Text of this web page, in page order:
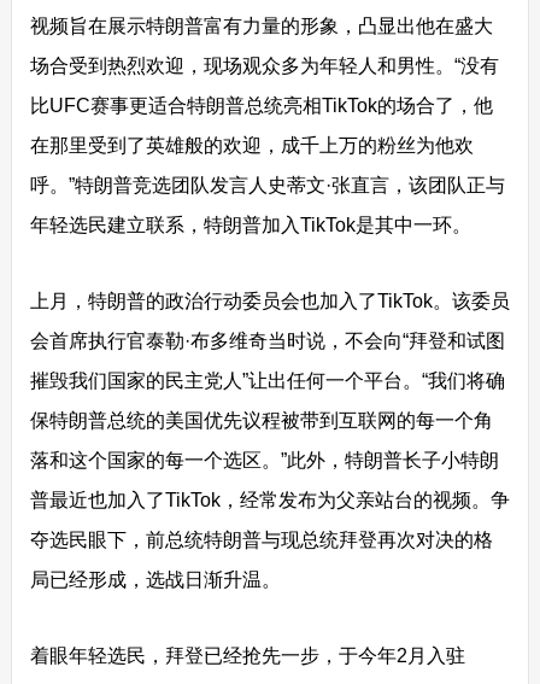
视频旨在展示特朗普富有力量的形象，凸显出他在盛大
场合受到热烈欢迎，现场观众多为年轻人和男性。“没有
比UFC赛事更适合特朗普总统亮相TikTok的场合了，他
在那里受到了英雄般的欢迎，成千上万的粉丝为他欢
呼。”特朗普竞选团队发言人史蒂文·张直言，该团队正与
年轻选民建立联系，特朗普加入TikTok是其中一环。
上月，特朗普的政治行动委员会也加入了TikTok。该委员
会首席执行官泰勒·布多维奇当时说，不会向“拜登和试图
摧毁我们国家的民主党人”让出任何一个平台。“我们将确
保特朗普总统的美国优先议程被带到互联网的每一个角
落和这个国家的每一个选区。”此外，特朗普长子小特朗
普最近也加入了TikTok，经常发布为父亲站台的视频。争
夺选民眼下，前总统特朗普与现总统拜登再次对决的格
局已经形成，选战日渐升温。
着眼年轻选民，拜登已经抢先一步，于今年2月入驻